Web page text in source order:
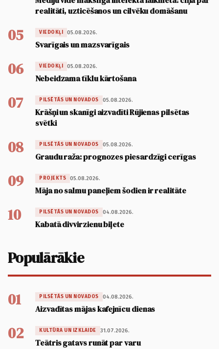
realitāti, uzticēšanos un cilvēku domāšanu
05 VIEDOKĻI 05.08.2026.
Svarīgais un mazsvarīgais
06 VIEDOKĻI 05.08.2026.
Nebeidzama tīklu kārtošana
07 PILSĒTĀS UN NOVADOS 05.08.2026.
Krāšņi un skanīgi aizvadīti Rūjienas pilsētas
svētki
08 PILSĒTĀS UN NOVADOS 05.08.2026.
Graudu raža: prognozes piesardzīgi cerīgas
09 PROJEKTS 05.08.2026.
Māja no salmu paneļiem šodien ir realitāte
10 PILSĒTĀS UN NOVADOS 04.08.2026.
Kabatā divvirzienu biļete
Populārākie
01 PILSĒTĀS UN NOVADOS 04.08.2026.
Aizvadītas mājas kafejnīcu dienas
02 KULTŪRA UN IZKLAIDE 31.07.2026.
Teātris gatavs runāt par varu